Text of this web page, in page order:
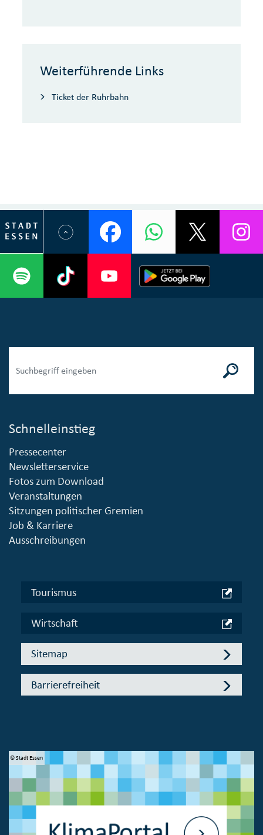
Weiterführende Links
Ticket der Ruhrbahn
Schnelleinstieg
Pressecenter
Newsletterservice
Fotos zum Download
Veranstaltungen
Sitzungen politischer Gremien
Job & Karriere
Ausschreibungen
Tourismus
Wirtschaft
Sitemap
Barrierefreiheit
© Stadt Essen